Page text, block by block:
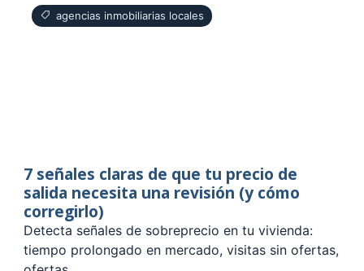
agencias inmobiliarias locales
7 señales claras de que tu precio de
salida necesita una revisión (y cómo
corregirlo)
Detecta señales de sobreprecio en tu vivienda:
tiempo prolongado en mercado, visitas sin ofertas,